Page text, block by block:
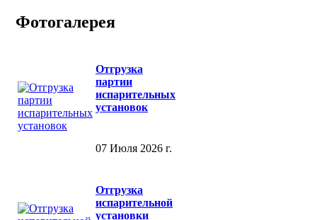
Фотогалерея
Отгрузка
партии
испарительных
установок
07 Июля 2026 г.
Отгрузка
испарительной
установки